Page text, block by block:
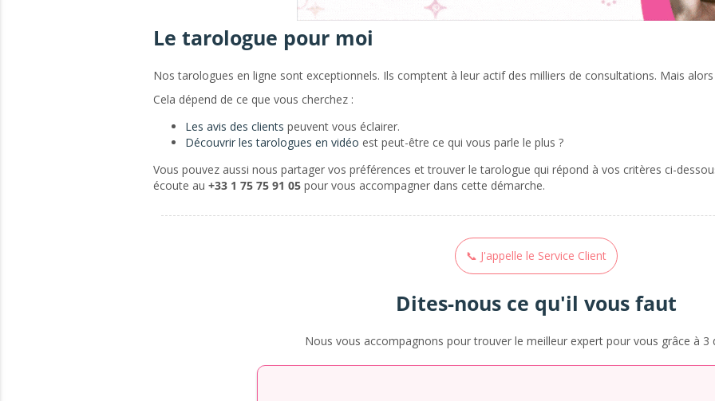
Le tarologue pour moi
Nos tarologues en ligne sont exceptionnels. Ils comptent à leur actif des milliers de consultations. Mais
Cela dépend de ce que vous cherchez :
Les avis des clients peuvent vous éclairer.
Découvrir les tarologues en vidéo est peut-être ce qui vous parle le plus ?
Vous pouvez aussi nous partager vos préférences et trouver le tarologue qui répond à vos critères ci-
écoute au +33 1 75 75 91 05 pour vous accompagner dans cette démarche.
📞 J'appelle le Service Client
Dites-nous ce qu'il vous faut
Nous vous accompagnons pour trouver le meilleur expert pour vous grâce à 3